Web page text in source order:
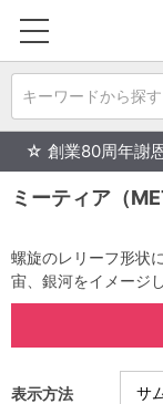
キーワードから探す
☆ 創業80周年謝
ミーティア（
螺旋のレリーフ形状
宙、銀河をイメージ
表示方法